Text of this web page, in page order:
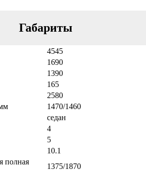
Габариты
4545
1690
1390
165
2580
1470/1460
седан
4
5
10.1
полная
1375/1870